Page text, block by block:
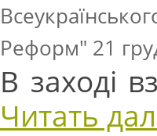
Реформ" 21
В заході
Читать